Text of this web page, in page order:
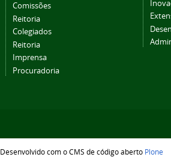
Comissões
Reitoria
Colegiados
Reitoria
Imprensa
Procuradoria
Desenvolvido com o CMS de código aberto Plone